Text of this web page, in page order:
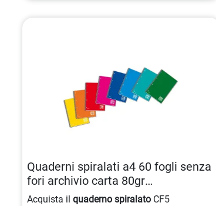
Quaderni spiralati a4 60 fogli senza
fori archivio carta 80gr
8007758111448
Acquista il quaderno spiralato CF5